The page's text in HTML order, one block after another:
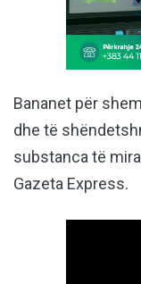
Bananet për
dhe të
substanca të
Gazeta Express.